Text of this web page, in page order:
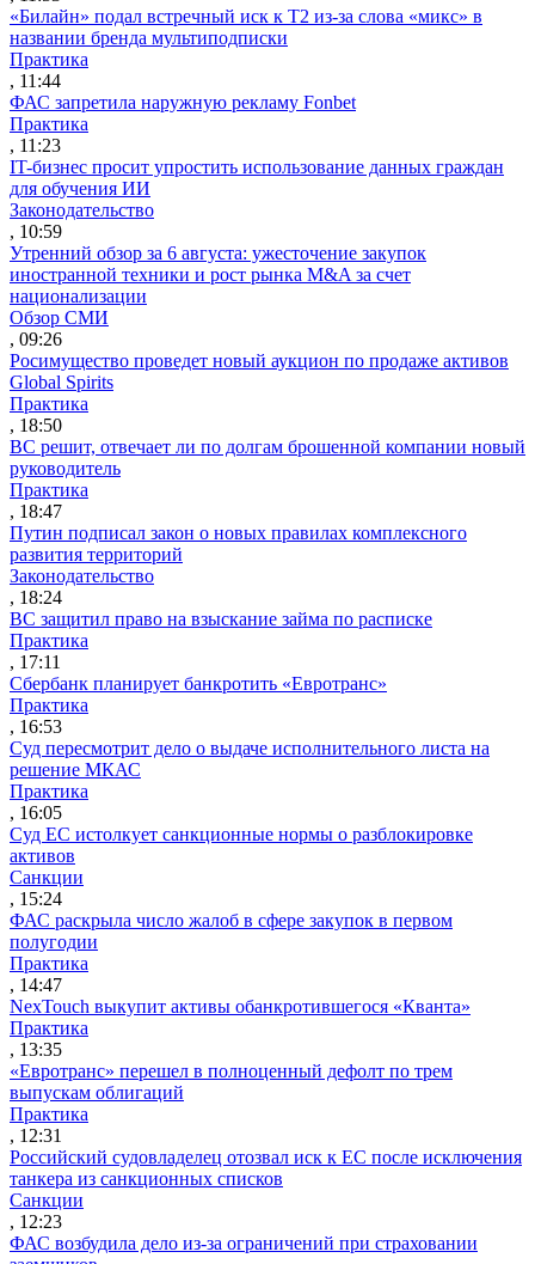
«Билайн» подал встречный иск к Т2 из-за слова «микс» в
названии бренда мультиподписки
Практика
, 11:44
ФАС запретила наружную рекламу Fonbet
Практика
, 11:23
IT-бизнес просит упростить использование данных граждан
для обучения ИИ
Законодательство
, 10:59
Утренний обзор за 6 августа: ужесточение закупок
иностранной техники и рост рынка M&A за счет
национализации
Обзор СМИ
, 09:26
Росимущество проведет новый аукцион по продаже активов
Global Spirits
Практика
, 18:50
ВС решит, отвечает ли по долгам брошенной компании новый
руководитель
Практика
, 18:47
Путин подписал закон о новых правилах комплексного
развития территорий
Законодательство
, 18:24
ВС защитил право на взыскание займа по расписке
Практика
, 17:11
Сбербанк планирует банкротить «Евротранс»
Практика
, 16:53
Суд пересмотрит дело о выдаче исполнительного листа на
решение МКАС
Практика
, 16:05
Суд ЕС истолкует санкционные нормы о разблокировке
активов
Санкции
, 15:24
ФАС раскрыла число жалоб в сфере закупок в первом
полугодии
Практика
, 14:47
NexTouch выкупит активы обанкротившегося «Кванта»
Практика
, 13:35
«Евротранс» перешел в полноценный дефолт по трем
выпускам облигаций
Практика
, 12:31
Российский судовладелец отозвал иск к ЕС после исключения
танкера из санкционных списков
Санкции
, 12:23
ФАС возбудила дело из-за ограничений при страховании